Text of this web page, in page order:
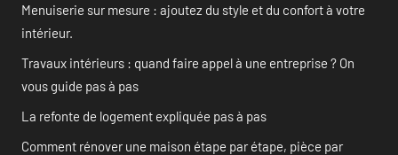
Menuiserie sur mesure : ajoutez du style et du confort à votre
intérieur.
Travaux intérieurs : quand faire appel à une entreprise ? On
vous guide pas à pas
La refonte de logement expliquée pas à pas
Comment rénover une maison étape par étape, pièce par